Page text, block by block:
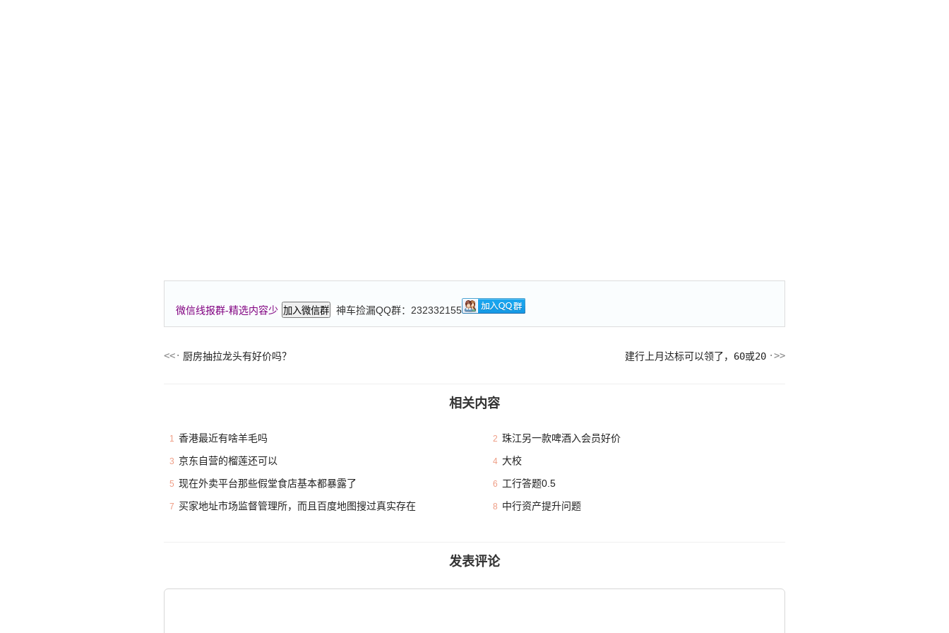
微信线报群-精选内容少 加入微信群 神车捡漏QQ群：232332155
厨房抽拉龙头有好价吗？ 建行上月达标可以领了，60或20
相关内容
1 香港最近有啥羊毛吗 2 珠江另一款啤酒入会员好价
3 京东自营的榴莲还可以 4 大校
5 现在外卖平台那些假堂食店基本都暴露了 6 工行答题0.5
7 买家地址市场监督管理所，而且百度地图搜过真实存在 8 中行资产提升问题
发表评论